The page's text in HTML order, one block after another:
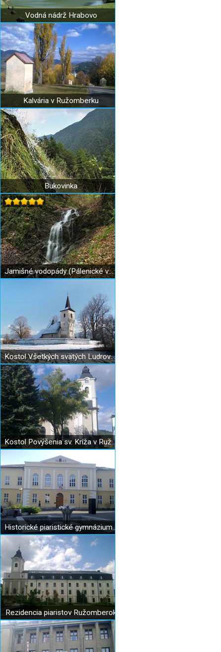
Vodná nádrž Hrabovo
Kalvária v Ružomberku
Bukovinka
Jamišné vodopády (Pálenické vodopády)
Kostol Všetkých svätých Ludrová - Kút
Kostol Povýšenia sv. Kríža v Ružomberku
Historické piaristické gymnázium v Ružomberku
Rezidencia piaristov Ružomberok